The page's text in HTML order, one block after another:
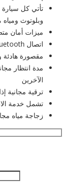
تأتي كل سيارة
وبلوتوث
ميزات أمان
اتصال Bluetooth لإمكانيات موسيقية أفضل
مقصورة هادئة
الآخرين
ترقية مجانية
تشمل خدمة
زجاجة مياه